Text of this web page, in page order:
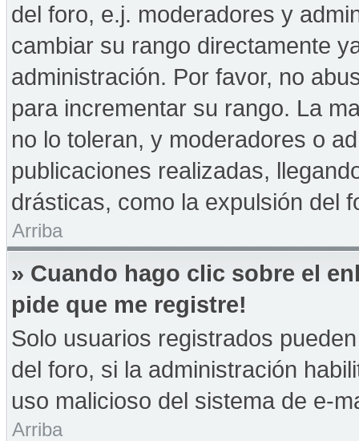
del foro, e.j. moderadores y
cambiar su rango directamente
administración. Por favor, no
para incrementar su rango. La
no lo toleran, y moderadores o
publicaciones realizadas,
drásticas, como la expulsión del
Arriba
» Cuando hago clic sobre el
pide que me registre!
Solo usuarios registrados
del foro, si la administración
uso malicioso del sistema de e-
Arriba